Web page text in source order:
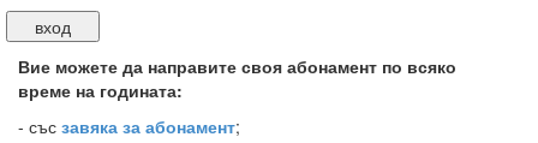
Вие можете да направите своя абонамент по всяко
време на годината:
- със завяка за абонамент;